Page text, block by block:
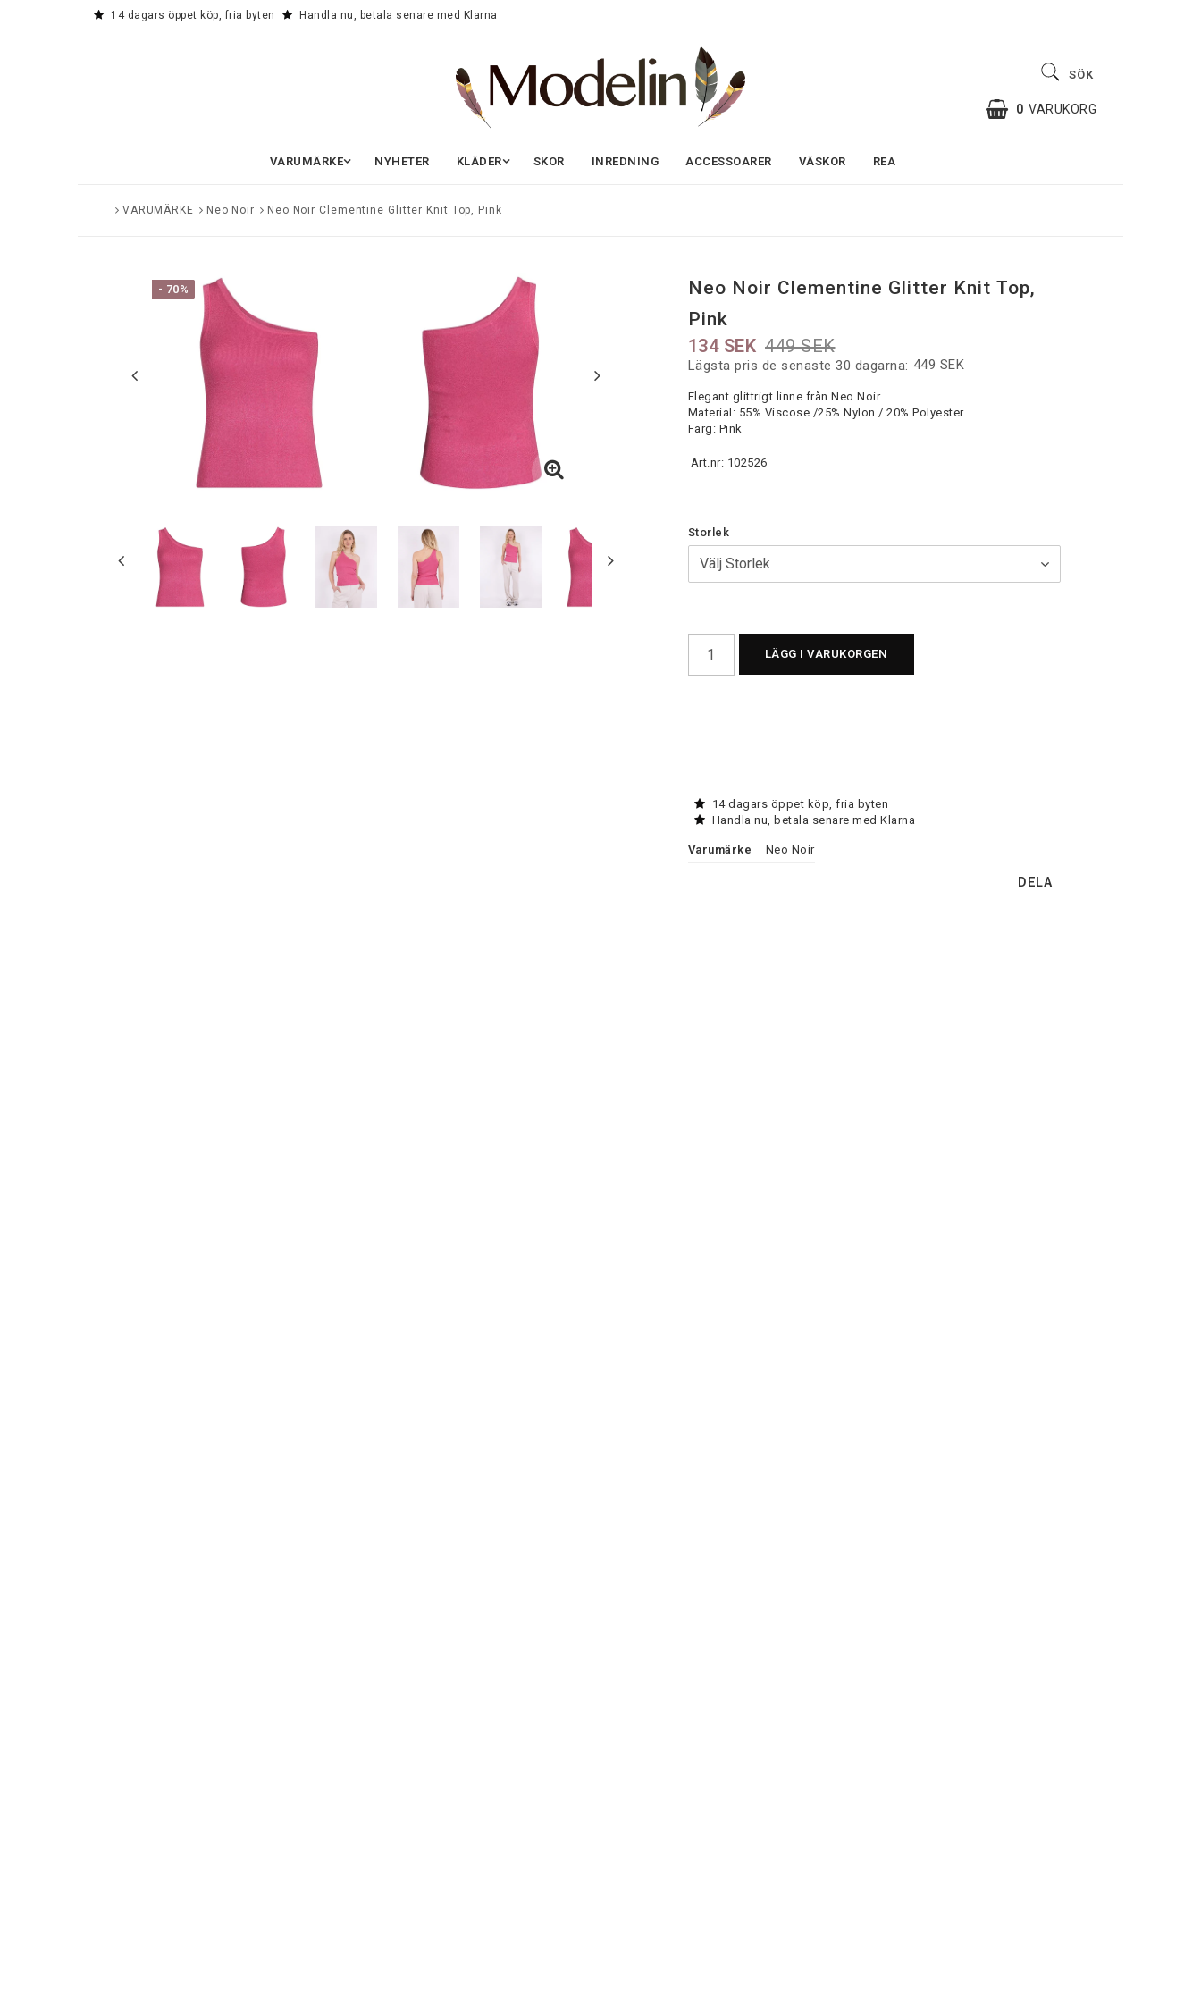
14 dagars öppet köp, fria byten Handla nu, betala senare med Klarna
0 VARUKORG
SÖK
VARUMÄRKE NYHETER KLÄDER SKOR INREDNING ACCESSOARER VÄSKOR REA
VARUMÄRKE Neo Noir Neo Noir Clementine Glitter Knit Top, Pink
- 70%
Neo Noir Clementine Glitter Knit Top,
Pink
449 SEK
134 SEK
Lägsta pris de senaste 30 dagarna 449 SEK
Elegant glittrigt linne från Neo Noir.
Material: 55% Viscose /25% Nylon / 20% Polyester
Färg: Pink
Art.nr: 102526
Storlek
LÄGG I VARUKORGEN
14 dagars öppet köp, fria byten
Handla nu, betala senare med Klarna
Varumärke Neo Noir
DELA